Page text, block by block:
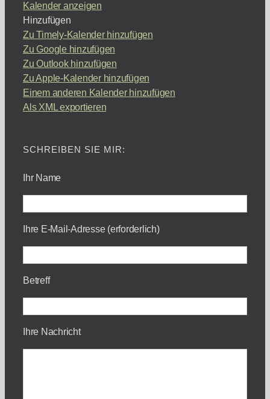
Kalender anzeigen
Hinzufügen
Zu Timely-Kalender hinzufügen
Zu Google hinzufügen
Zu Outlook hinzufügen
Zu Apple-Kalender hinzufügen
Einem anderen Kalender hinzufügen
Als XML exportieren
SCHREIBEN SIE MIR:
Ihr Name
Ihre E-Mail-Adresse (erforderlich)
Betreff
Ihre Nachricht